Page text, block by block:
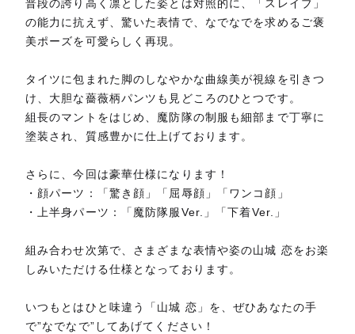
普段の誇り高く凛とした姿とは対照的に、「スレイブ」
の能力に抗えず、驚いた表情で、なでなでを求めるご褒
美ポーズを可愛らしく再現。
タイツに包まれた脚のしなやかな曲線美が視線を引きつ
け、大胆な薔薇柄パンツも見どころのひとつです。
組長のマントをはじめ、魔防隊の制服も細部まで丁寧に
塗装され、質感豊かに仕上げております。
さらに、今回は豪華仕様になります！
・顔パーツ：「驚き顔」「屈辱顔」「ワンコ顔」
・上半身パーツ：「魔防隊服Ver.」「下着Ver.」
組み合わせ次第で、さまざまな表情や姿の山城 恋をお楽
しみいただける仕様となっております。
いつもとはひと味違う「山城 恋」を、ぜひあなたの手
で”なでなで”してあげてください！